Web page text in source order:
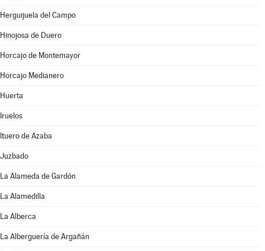
Herguijuela del Campo
Hinojosa de Duero
Horcajo de Montemayor
Horcajo Medianero
Huerta
Iruelos
Ituero de Azaba
Juzbado
La Alameda de Gardón
La Alamedilla
La Alberca
La Alberguería de Argañán